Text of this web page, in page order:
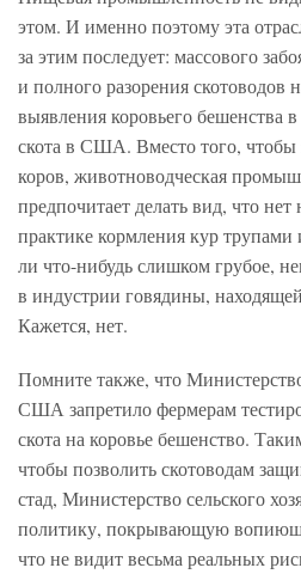
этом. И именно поэтому эта
за этим последует: массового
и полного разорения скотоводов
выявления коровьего бешенства
скота в США. Вместо того, чтобы
коров, животноводческая
предпочитает делать вид, что нет
практике кормления кур
ли что-нибудь слишком грубое,
в индустрии говядины,
Кажется, нет.
Помните также, что Министерство
США запретило фермерам
скота на коровье бешенство.
чтобы позволить скотоводам
стад, Министерство сельского
политику, покрывающую
что не видит весьма реальных